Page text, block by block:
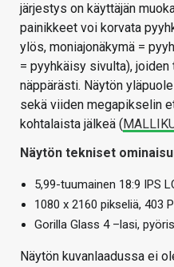
järjestys on käyttäjän
painikkeet voi korvata
ylös, moniajonäkymä =
= pyyhkäisy sivulta),
näppärästi. Näytön
sekä viiden megapikselin
kohtalaista jälkeä (
Näytön tekniset
5,99-tuumainen 18:9 IPS
1080 x 2160 pikseliä, 403
Gorilla Glass 4 –lasi,
Näytön kuvanlaadussa ei